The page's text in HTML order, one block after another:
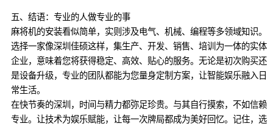
五、结语：专业的人做专业的事
麻将机的安装看似简单，实则涉及电气、机械、编程等多领域知识。
选择一家像深圳佳硕这样，集生产、开发、销售、培训为一体的实体
企业，意味着您将获得稳定、高效、贴心的服务。无论是初次购买还
是设备升级，专业的团队都能为您量身定制方案，让智能娱乐融入日
常生活。
在快节奏的深圳，时间与精力都弥足珍贵。与其自行摸索，不如信赖
专业。让技术为娱乐赋能，让每一次牌局都成为美好回忆。记住，选